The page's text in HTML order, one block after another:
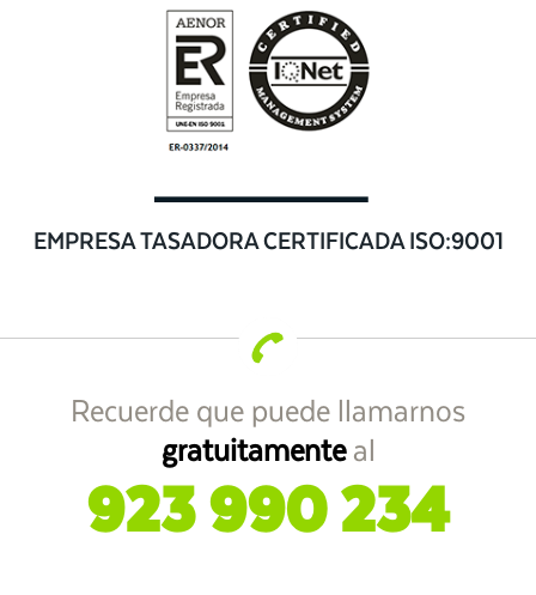
EMPRESA TASADORA CERTIFICADA ISO:9001
Recuerde que puede llamarnos
gratuitamenteal
923 990 234